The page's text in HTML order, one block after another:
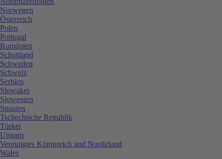
Norwegen
Österreich
Polen
Portugal
Rumänien
Schottland
Schweden
Schweiz
Serbien
Slowakei
Slowenien
Spanien
Tschechische Republik
Türkei
Ungarn
Vereinigtes Königreich und Nordirland
Wales